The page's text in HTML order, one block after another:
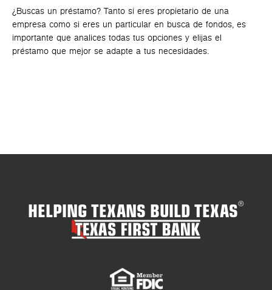
¿Buscas un préstamo? Tanto si eres propietario de una
empresa como si eres un particular en busca de fondos, es
importante que analices todas tus opciones y elijas el
préstamo que mejor se adapte a tus necesidades.
HELPING TEXANS BUILD TEXAS®